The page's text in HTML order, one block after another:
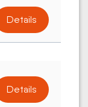
Details
Details